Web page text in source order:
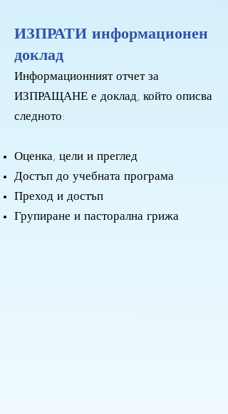
ИЗПРАТИ информационен
доклад
Информационният отчет за
ИЗПРАЩАНЕ е доклад, който описва
следното:
Оценка, цели и преглед
Достъп до учебната програма
Преход и достъп
Групиране и пасторална грижа